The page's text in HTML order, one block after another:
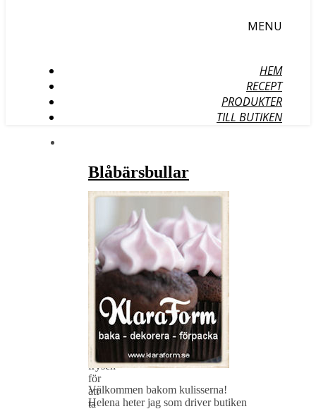
MENU
HEM
RECEPT
PRODUKTER
TILL BUTIKEN
Blåbärsbullar
2021
Bullar
är
perfekta
fikabrödet
ha
frysen
för
att
ta
Välkommen bakom kulisserna!
Helena heter jag som driver butiken